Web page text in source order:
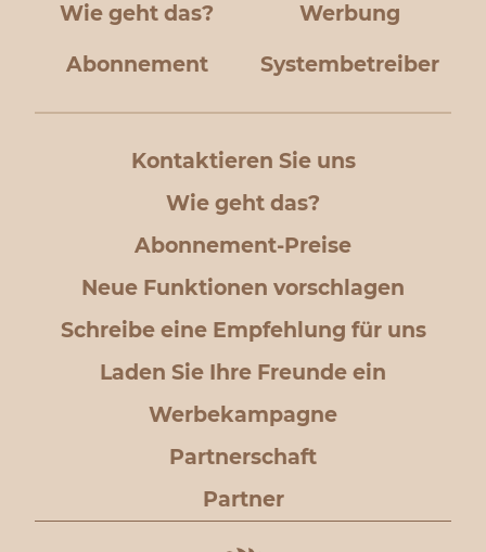
Wie geht das? Werbung
Abonnement Systembetreiber
Kontaktieren Sie uns
Wie geht das?
Abonnement-Preise
Neue Funktionen vorschlagen
Schreibe eine Empfehlung für uns
Laden Sie Ihre Freunde ein
Werbekampagne
Partnerschaft
Partner